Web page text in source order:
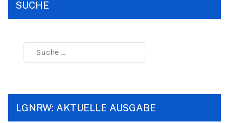
SUCHE
LGNRW: AKTUELLE AUSGABE